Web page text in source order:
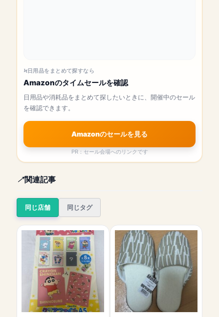
日用品をまとめて探すなら
Amazonのタイムセールを確認
日用品や消耗品をまとめて探したいときに、開催中のセール
を確認できます。
Amazonのセールを見る
PR：セール会場へのリンクです
関連記事
同じ店舗 同じタグ